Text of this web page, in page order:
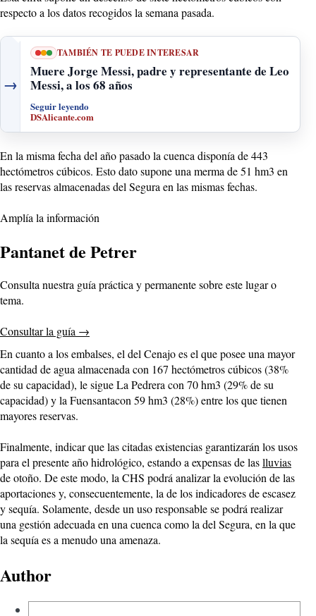
respecto a los datos recogidos la semana pasada.
→
TAMBIÉN TE PUEDE INTERESAR
Muere Jorge Messi, padre y representante de Leo
Messi, a los 68 años
Seguir leyendo
DSAlicante.com
En la misma fecha del año pasado la cuenca disponía de 443
hectómetros cúbicos. Esto dato supone una merma de 51 hm3 en
las reservas almacenadas del Segura en las mismas fechas.
Amplía la información
Pantanet de Petrer
Consulta nuestra guía práctica y permanente sobre este lugar o
tema.
Consultar la guía →
En cuanto a los embalses, el del Cenajo es el que posee una mayor
cantidad de agua almacenada con 167 hectómetros cúbicos (38%
de su capacidad), le sigue La Pedrera con 70 hm3 (29% de su
capacidad) y la Fuensantacon 59 hm3 (28%) entre los que tienen
mayores reservas.
Finalmente, indicar que las citadas existencias garantizarán los usos
para el presente año hidrológico, estando a expensas de laslluvias
de otoño. De este modo, la CHS podrá analizar la evolución de las
aportaciones y, consecuentemente, la de los indicadores de escasez
y sequía. Solamente, desde un uso responsable se podrá realizar
una gestión adecuada en una cuenca como la del Segura, en la que
la sequía es a menudo una amenaza.
Author